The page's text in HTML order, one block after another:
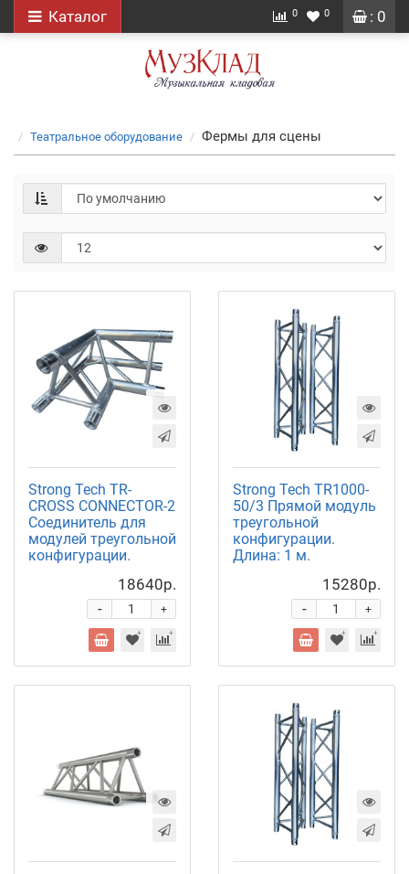
: 0
Каталог 0 0
Театральное оборудование Фермы для сцены
Strong Tech TR-
CROSS CONNECTOR-2
Соединитель для
модулей треугольной
конфигурации.
18640р.
+
-
Strong Tech TR1000-
50/3 Прямой модуль
треугольной
конфигурации.
Длина: 1 м.
15280р.
+
-